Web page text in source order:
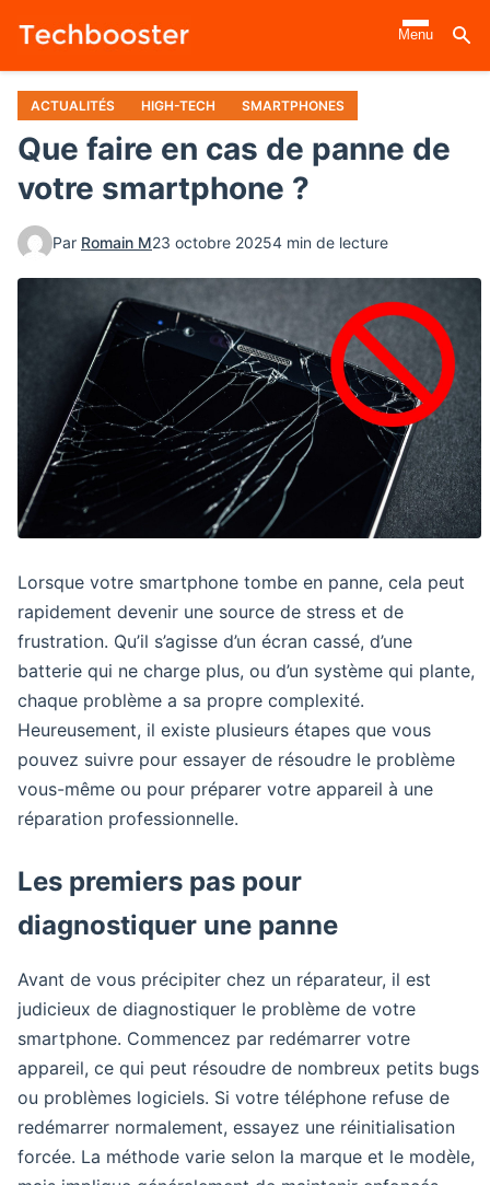
contenu
principal
Menu
ACTUALITÉS HIGH-TECH SMARTPHONES
Que faire en cas de panne de
votre smartphone ?
Par Romain M23 octobre 20254 min de lecture
Lorsque votre smartphone tombe en panne, cela peut
rapidement devenir une source de stress et de
frustration. Qu’il s’agisse d’un écran cassé, d’une
batterie qui ne charge plus, ou d’un système qui plante,
chaque problème a sa propre complexité.
Heureusement, il existe plusieurs étapes que vous
pouvez suivre pour essayer de résoudre le problème
vous-même ou pour préparer votre appareil à une
réparation professionnelle.
Les premiers pas pour
diagnostiquer une panne
Avant de vous précipiter chez un réparateur, il est
judicieux de diagnostiquer le problème de votre
smartphone. Commencez par redémarrer votre
appareil, ce qui peut résoudre de nombreux petits bugs
ou problèmes logiciels. Si votre téléphone refuse de
redémarrer normalement, essayez une réinitialisation
forcée. La méthode varie selon la marque et le modèle,